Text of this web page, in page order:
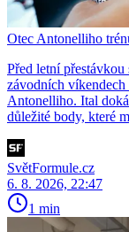
Otec Antonelliho
Před letní
závodních
Antonelliho. Ital
důležité body, které
SvětFormule.cz
6. 8. 2026, 22:47
1 min